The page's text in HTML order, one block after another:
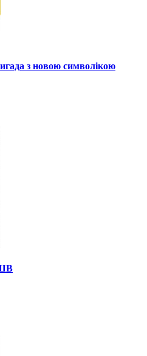
з новою символікою